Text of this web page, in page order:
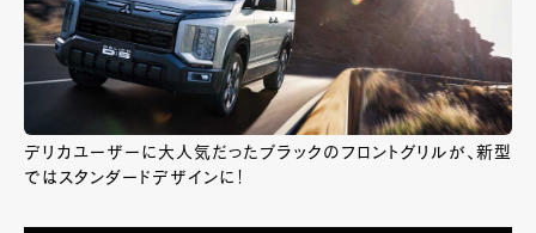
デリカユーザーに大人気だったブラックのフロントグリルが、新型
ではスタンダードデザインに！